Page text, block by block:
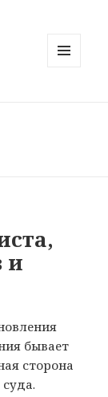
и
бывает
сторона